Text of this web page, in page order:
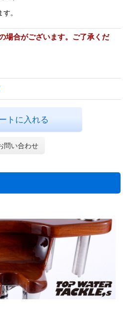
。
合がございます。ご了承くだ
トに入れる
問い合わせ